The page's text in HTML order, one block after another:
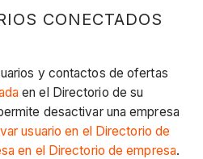
CONECTADOS
y contactos de ofertas
en el Directorio de su
desactivar una empresa
usuario en el Directorio de
en el Directorio de empresa.